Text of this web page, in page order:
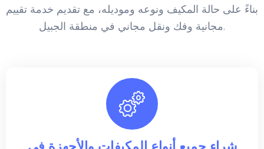
بناءً على حالة المكيف ونوعه وموديله، مع تقديم خدمة تقييم
مجانية وفك ونقل مجاني في منطقة الجبيل.